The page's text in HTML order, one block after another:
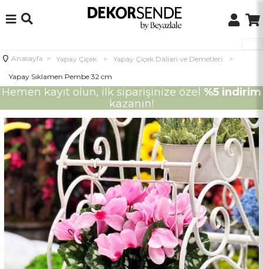
Anasayfa > Yapay Çiçek > Yapay Çiçek Dalları ve Demetleri
>
Yapay Sıklamen Pembe 32 cm
Hemen kayıt olun, ilk siparişinize özel %5 indirim
kazanın!